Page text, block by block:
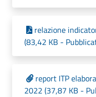
relazione
(83,42 KB -
report ITP
2022 (37,87 KB -